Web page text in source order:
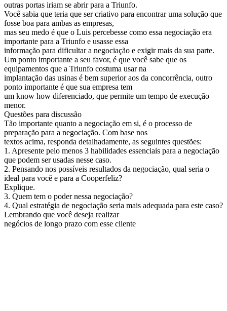
outras portas iriam se abrir para a Triunfo.
Você sabia que teria que ser criativo para encontrar uma solução que
fosse boa para ambas as empresas,
mas seu medo é que o Luis percebesse como essa negociação era
importante para a Triunfo e usasse essa
informação para dificultar a negociação e exigir mais da sua parte.
Um ponto importante a seu favor, é que você sabe que os
equipamentos que a Triunfo costuma usar na
implantação das usinas é bem superior aos da concorrência, outro
ponto importante é que sua empresa tem
um know how diferenciado, que permite um tempo de execução
menor.
Questões para discussão
Tão importante quanto a negociação em si, é o processo de
preparação para a negociação. Com base nos
textos acima, responda detalhadamente, as seguintes questões:
1. Apresente pelo menos 3 habilidades essenciais para a negociação
que podem ser usadas nesse caso.
2. Pensando nos possíveis resultados da negociação, qual seria o
ideal para você e para a Cooperfeliz?
Explique.
3. Quem tem o poder nessa negociação?
4. Qual estratégia de negociação seria mais adequada para este caso?
Lembrando que você deseja realizar
negócios de longo prazo com esse cliente